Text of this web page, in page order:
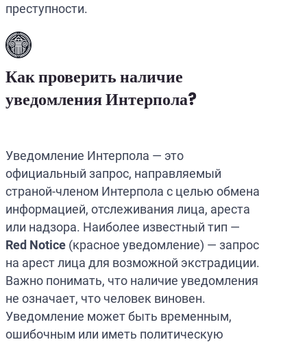
преступности.
Как проверить наличие
уведомления Интерпола?
Уведомление Интерпола — это
официальный запрос, направляемый
страной-членом Интерпола с целью обмена
информацией, отслеживания лица, ареста
или надзора. Наиболее известный тип —
Red Notice (красное уведомление) — запрос
на арест лица для возможной экстрадиции.
Важно понимать, что наличие уведомления
не означает, что человек виновен.
Уведомление может быть временным,
ошибочным или иметь политическую